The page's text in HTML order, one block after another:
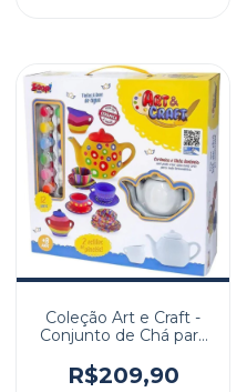
Coleção Art e Craft -
Conjunto de Chá para
R$209,90